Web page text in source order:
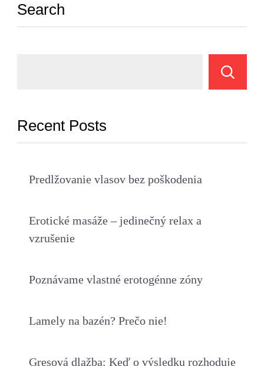
Search
Recent Posts
Predlžovanie vlasov bez poškodenia
Erotické masáže – jedinečný relax a
vzrušenie
Poznávame vlastné erotogénne zóny
Lamely na bazén? Prečo nie!
Gresová dlažba: Keď o výsledku rozhoduje